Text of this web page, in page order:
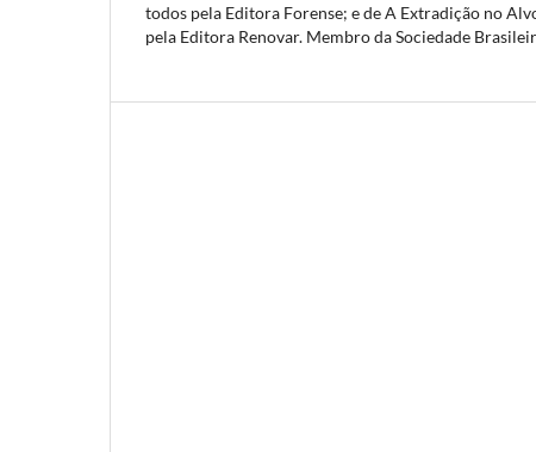
todos pela Editora Forense; e de A Extradição no
pela Editora Renovar. Membro da Sociedade